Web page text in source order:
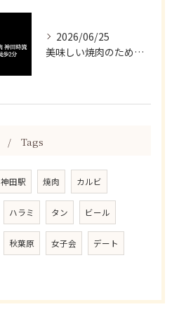
2026/06/25
美味しい焼肉のために、妥協は一切いたしません✨
Tags
神田駅 焼肉 カルビ
ハラミ タン ビール
秋葉原 女子会 デート